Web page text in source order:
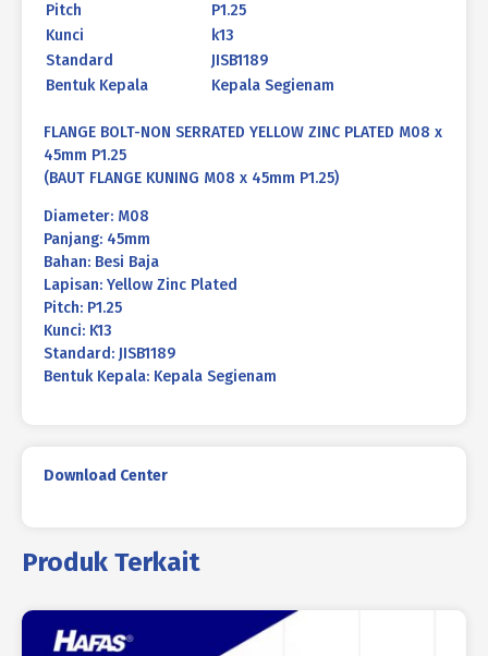
Pitch
P1.25
Kunci
k13
Standard
JISB1189
Bentuk Kepala
Kepala Segienam
FLANGE BOLT-NON SERRATED YELLOW ZINC PLATED M08 x
45mm P1.25
(BAUT FLANGE KUNING M08 x 45mm P1.25)
Diameter: M08
Panjang: 45mm
Bahan: Besi Baja
Lapisan: Yellow Zinc Plated
Pitch: P1.25
Kunci: K13
Standard: JISB1189
Bentuk Kepala: Kepala Segienam
Download Center
Produk Terkait